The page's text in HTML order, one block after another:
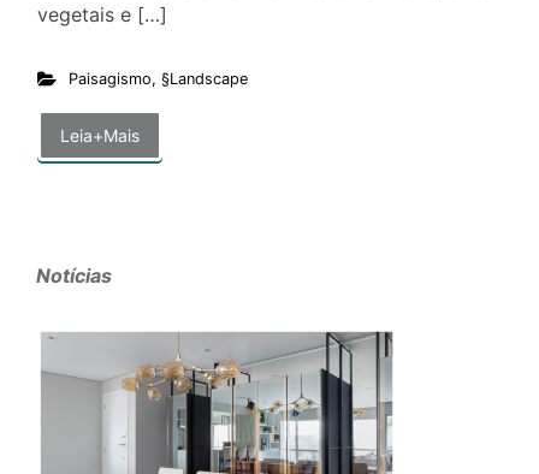
vegetais e […]
Paisagismo, §Landscape
Leia+Mais
Notícias